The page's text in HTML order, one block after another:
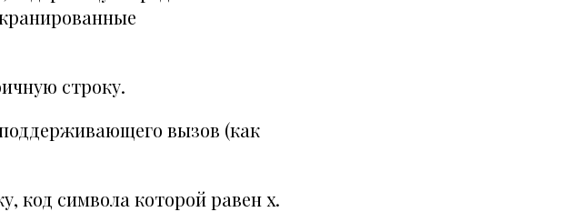
строку.
вызов (как
код символа которой равен x.